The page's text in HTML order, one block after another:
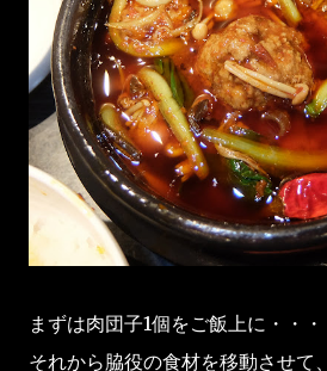
まずは肉団子1個をご飯上に・・・
それから脇役の食材を移動させて